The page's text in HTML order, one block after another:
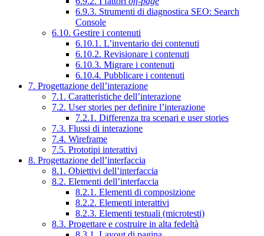
6.9.3. Strumenti di diagnostica SEO: Search
Console
6.10. Gestire i contenuti
6.10.1. L’inventario dei contenuti
6.10.2. Revisionare i contenuti
6.10.3. Migrare i contenuti
6.10.4. Pubblicare i contenuti
7. Progettazione dell’interazione
7.1. Caratteristiche dell’interazione
7.2. User stories per definire l’interazione
7.2.1. Differenza tra scenari e user stories
7.3. Flussi di interazione
7.4. Wireframe
7.5. Prototipi interattivi
8. Progettazione dell’interfaccia
8.1. Obiettivi dell’interfaccia
8.2. Elementi dell’interfaccia
8.2.1. Elementi di composizione
8.2.2. Elementi interattivi
8.2.3. Elementi testuali (microtesti)
8.3. Progettare e costruire in alta fedeltà